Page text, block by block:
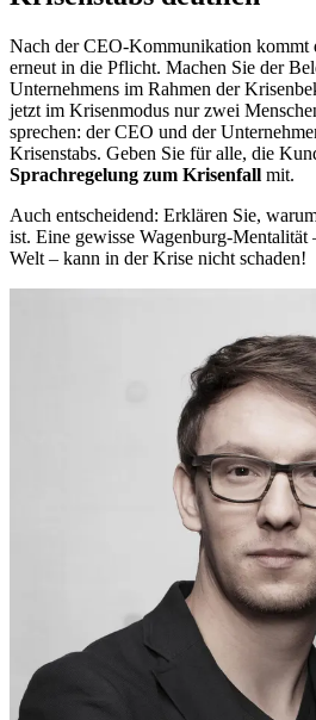
Nach der CEO-Kommunikation kommt
erneut in die Pflicht. Machen Sie der
Unternehmens im Rahmen der
jetzt im Krisenmodus nur zwei
sprechen: der CEO und der
Krisenstabs. Geben Sie für alle, die
Sprachregelung zum Krisenfall mit.
Auch entscheidend: Erklären Sie,
ist. Eine gewisse Wagenburg-Mentalität
Welt – kann in der Krise nicht schaden!